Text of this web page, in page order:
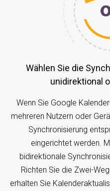
Wählen Sie die Synchronisierungsoptionen:
unidirektional
Wenn Sie Google
mehreren Nutzern oder
Synchronisierung
eingerichtet werden.
bidirektionale
Richten Sie die Zwei-
erhalten Sie